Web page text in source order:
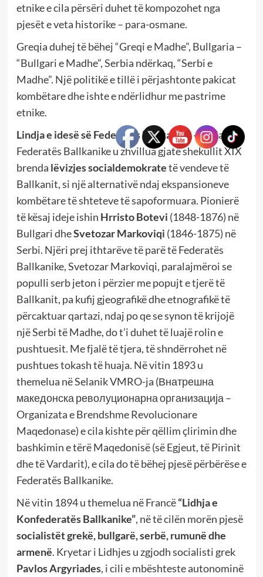
etnike e cila përsëri duhet të kompozohet nga
pjesët e veta historike – para-osmane.
Greqia duhej të bëhej “Greqi e Madhe”, Bullgaria –
“Bullgari e Madhe”, Serbia ndërkaq, “Serbi e
Madhe”. Një politikë e tillë i përjashtonte pakicat
kombëtare dhe ishte e ndërlidhur me pastrime
etnike.
Lindja e idesë së Federatës Ballkanike –Ideja e
Federatës Ballkanike u zhvillua gjatë shekullit XIX
brenda lëvizjes socialdemokratetë vendeve të
Ballkanit, si një alternativë ndaj ekspansioneve
kombëtare të shteteve të sapoformuara. Pionierë
të kësaj ideje ishin Hrristo Botevi (1848-1876) në
Bullgari dheSvetozar Markoviqi (1846-1875) në
Serbi. Njëri prej ithtarëve të parë të Federatës
Ballkanike, Svetozar Markoviqi, paralajmëroi se
populli serb jeton i përzier me popujt e tjerë të
Ballkanit, pa kufij gjeografikë dhe etnografikë të
përcaktuar qartazi, ndaj po qe se synon të krijojë
një Serbi të Madhe, do t’i duhet të luajë rolin e
pushtuesit. Me fjalë të tjera, të shndërrohet në
pushtues tokash të huaja. Në vitin 1893 u
themelua në Selanik VMRO-ja (Внатрешна
македонска револуционарна организација –
Organizata e Brendshme Revolucionare
Maqedonase) e cila kishte për qëllim çlirimin dhe
bashkimin e tërë Maqedonisë (së Egjeut, të Pirinit
dhe të Vardarit), e cila do të bëhej pjesë përbërëse e
Federatës Ballkanike.
Në vitin 1894 u themelua në Francë“Lidhja e
Konfederatës Ballkanike”, në të cilën morën pjesë
socialistët grekë, bullgarë, serbë, rumunë dhe
armenë. Kryetar i Lidhjes u zgjodh socialisti grek
Pavlos Argyriades, i cili e mbështeste autonominë